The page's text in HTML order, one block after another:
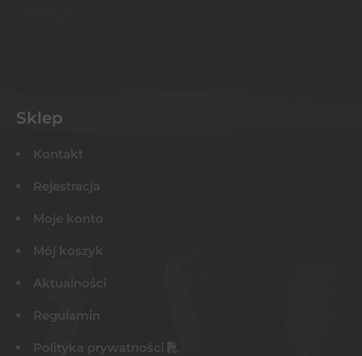
Sklep
Kontakt
Rejestracja
Moje konto
Mój koszyk
Aktualności
Regulamin
Polityka prywatności